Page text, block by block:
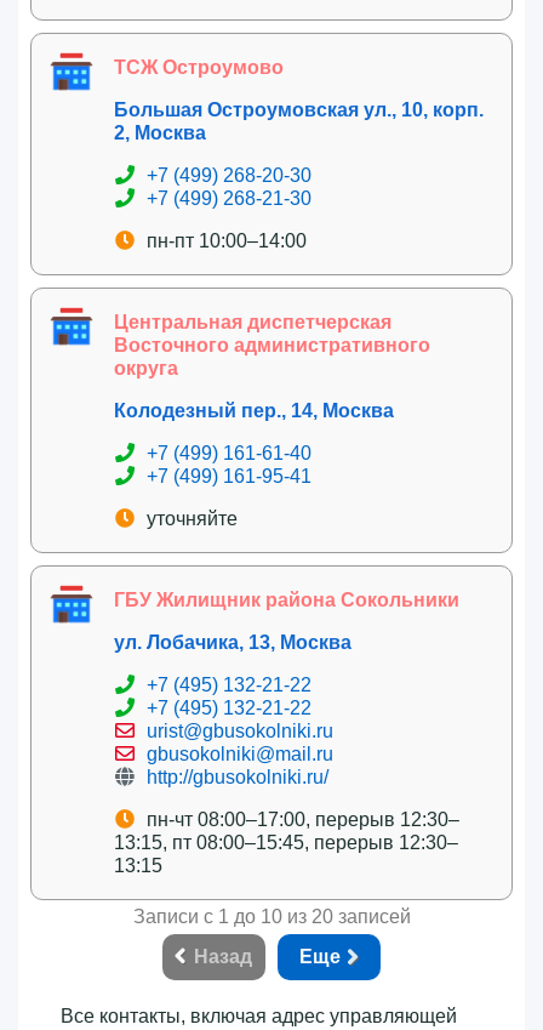
ТСЖ Остроумово
Большая Остроумовская ул., 10, корп.
2, Москва
+7 (499) 268-20-30
+7 (499) 268-21-30
пн-пт 10:00–14:00
Центральная диспетчерская
Восточного административного
округа
Колодезный пер., 14, Москва
+7 (499) 161-61-40
+7 (499) 161-95-41
уточняйте
ГБУ Жилищник района Сокольники
ул. Лобачика, 13, Москва
+7 (495) 132-21-22
+7 (495) 132-21-22
urist@gbusokolniki.ru
gbusokolniki@mail.ru
http://gbusokolniki.ru/
пн-чт 08:00–17:00, перерыв 12:30–
13:15, пт 08:00–15:45, перерыв 12:30–
13:15
Записи с 1 до 10 из 20 записей
Назад
Еще
Все контакты, включая адрес управляющей